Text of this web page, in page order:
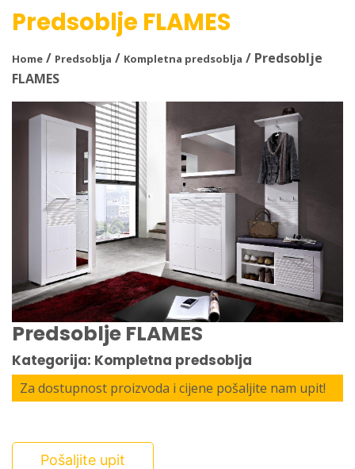
Predsoblje FLAMES
Home / Predsoblja / Kompletna predsoblja / Predsoblje
FLAMES
Predsoblje FLAMES
Kategorija: Kompletna predsoblja
Za dostupnost proizvoda i cijene pošaljite nam upit!
Pošaljite upit